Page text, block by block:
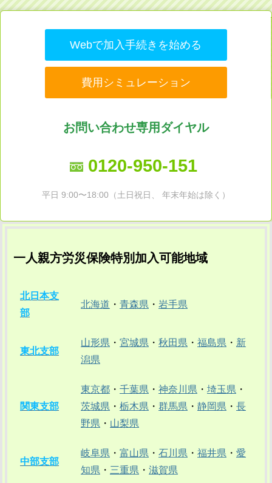
Webで加入手続きを始める
費用シミュレーション
お問い合わせ専用ダイヤル
0120-950-151
平日 9:00〜18:00（土日祝日、 年末年始は除く）
一人親方労災保険特別加入可能地域
北日本支
部
北海道 ・ 青森県 ・ 岩手県
東北支部
山形県 ・ 宮城県 ・ 秋田県 ・ 福島県 ・ 新
潟県
関東支部
東京都 ・ 千葉県 ・ 神奈川県 ・ 埼玉県 ・
茨城県 ・ 栃木県 ・ 群馬県 ・ 静岡県 ・ 長
野県 ・ 山梨県
中部支部
岐阜県 ・ 富山県 ・ 石川県 ・ 福井県 ・ 愛
知県 ・ 三重県 ・ 滋賀県